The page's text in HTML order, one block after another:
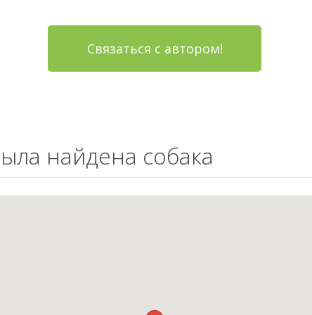
Связаться с автором!
найдена собака